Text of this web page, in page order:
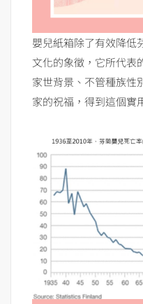
嬰兒紙箱除了有效降低
文化的象徵，它所代表
家世背景、不管種族性
家的祝福，得到這個實